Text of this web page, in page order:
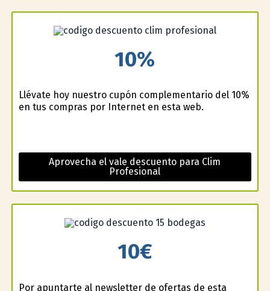
10%
Llévate hoy nuestro cupón complementario del 10%
en tus compras por Internet en esta web.
Aprovecha el vale descuento para Clim
Profesional
10€
Por apuntarte al newsletter de ofertas de esta